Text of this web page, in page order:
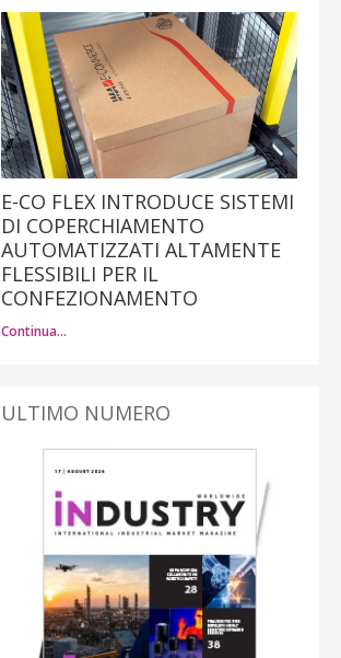
E-CO FLEX INTRODUCE SISTEMI
DI COPERCHIAMENTO
AUTOMATIZZATI ALTAMENTE
FLESSIBILI PER IL
CONFEZIONAMENTO
Continua…
ULTIMO NUMERO